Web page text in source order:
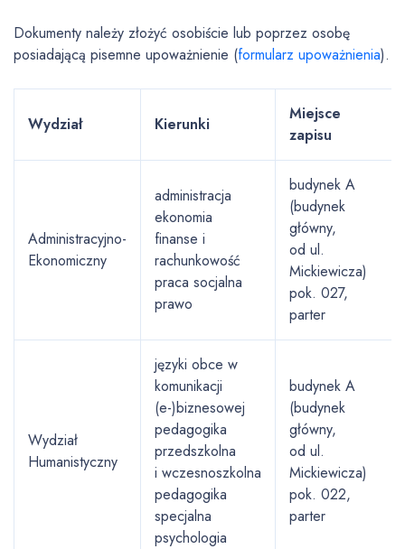
Dokumenty należy złożyć osobiście lub poprzez osobę
posiadającą pisemne upoważnienie (formularz upoważnienia).
Wydział Kierunki
Miejsce
zapisu
Administracyjno-
Ekonomiczny
administracja
ekonomia
finanse i
rachunkowość
praca socjalna
prawo
budynek A
(budynek
główny,
od ul.
Mickiewicza)
pok. 027,
parter
Wydział
Humanistyczny
języki obce w
komunikacji
(e-)biznesowej
pedagogika
przedszkolna
i wczesnoszkolna
pedagogika
specjalna
psychologia
budynek A
(budynek
główny,
od ul.
Mickiewicza)
pok. 022,
parter